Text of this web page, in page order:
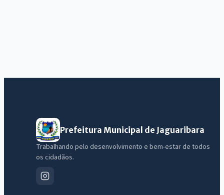
Prefeitura Municipal de Jaguaribara
Trabalhando pelo desenvolvimento e bem-estar de todos
os cidadãos.